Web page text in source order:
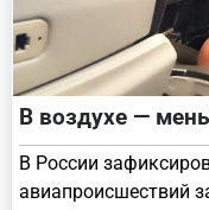
В воздухе —
В России
авиапроисшествий